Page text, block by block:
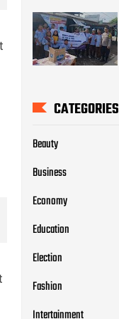
CATEGORIES
Beauty
Business
Economy
Education
Election
Fashion